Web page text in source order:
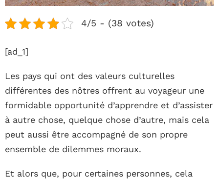
4/5 - (38 votes)
[ad_1]
Les pays qui ont des valeurs culturelles
différentes des nôtres offrent au voyageur une
formidable opportunité d’apprendre et d’assister
à autre chose, quelque chose d’autre, mais cela
peut aussi être accompagné de son propre
ensemble de dilemmes moraux.
Et alors que, pour certaines personnes, cela